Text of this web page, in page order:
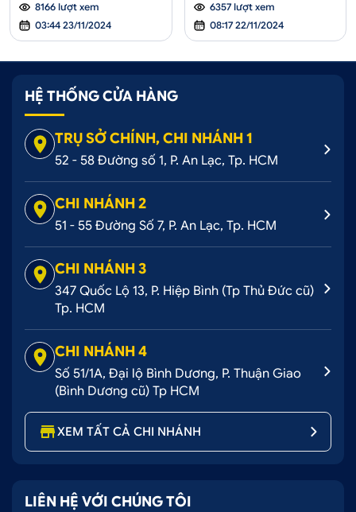
8166 lượt xem
03:44 23/11/2024
6357 lượt xem
08:17 22/11/2024
HỆ THỐNG CỬA HÀNG
TRỤ SỞ CHÍNH, CHI NHÁNH 1
52 - 58 Đường số 1, P. An Lạc, Tp. HCM
CHI NHÁNH 2
51 - 55 Đường Số 7, P. An Lạc, Tp. HCM
CHI NHÁNH 3
347 Quốc Lộ 13, P. Hiệp Bình (Tp Thủ Đức cũ)
Tp. HCM
CHI NHÁNH 4
Số 51/1A, Đại lộ Bình Dương, P. Thuận Giao
(Bình Dương cũ) Tp HCM
XEM TẤT CẢ CHI NHÁNH
LIÊN HỆ VỚI CHÚNG TÔI